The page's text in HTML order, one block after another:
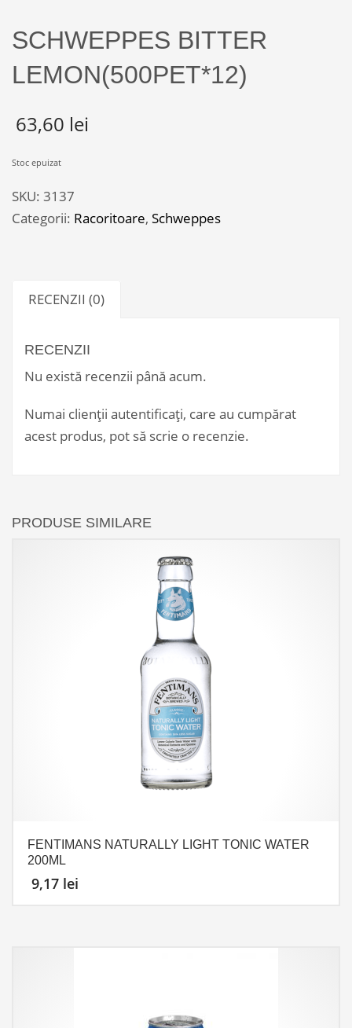
SCHWEPPES BITTER
LEMON(500PET*12)
63,60 lei
Stoc epuizat
SKU: 3137
Categorii: Racoritoare, Schweppes
RECENZII (0)
RECENZII
Nu există recenzii până acum.
Numai clienții autentificați, care au cumpărat
acest produs, pot să scrie o recenzie.
PRODUSE SIMILARE
FENTIMANS NATURALLY LIGHT TONIC WATER
200ML
9,17 lei